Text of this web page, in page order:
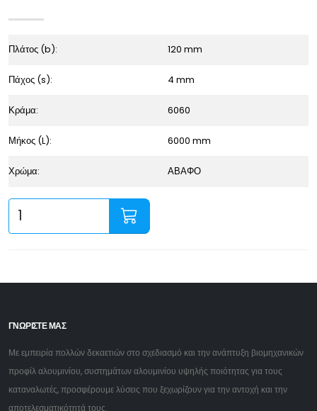
Πλάτος (b): 120 mm
Πάχος (s): 4 mm
Κράμα: 6060
Μήκος (L): 6000 mm
Χρώμα: ΑΒΑΦΟ
ΓΝΩΡΙΣΤΕ ΜΑΣ
Με εμπειρία πολλών δεκαετιών στο σχεδιασμό και την ανάπτυξη βιομηχανικών
προφίλ αλουμινίου, συστημάτων αλουμινίου υψηλής ποιότητας για τους
καταναλωτές, προσφέρουμε λύσεις που ξεχωρίζουν για την αντοχή και την
αποτελεσματικότητά τους.